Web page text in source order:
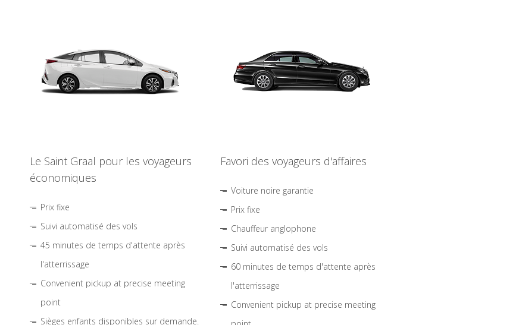
Le Saint Graal pour les voyageurs
économiques
Prix fixe
Suivi automatisé des vols
45 minutes de temps d'attente après
l'atterrissage
Convenient pickup at precise meeting
point
Sièges enfants disponibles sur demande.
Favori des voyageurs d'affaires
Voiture noire garantie
Prix fixe
Chauffeur anglophone
Suivi automatisé des vols
60 minutes de temps d'attente après
l'atterrissage
Convenient pickup at precise meeting